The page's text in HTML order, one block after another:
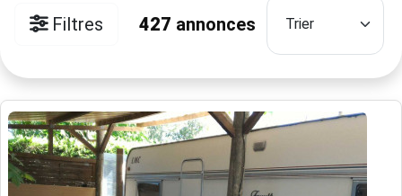
Filtres 427 annonces